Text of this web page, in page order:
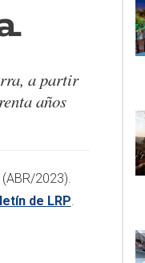
a partir
años
2023).
de LRP.​